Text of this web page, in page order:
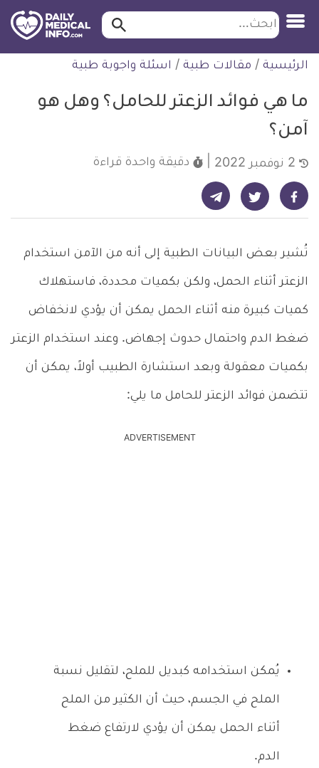
التخطي
للمحتوى
طبية
ابحث ابحث…
الرئيسية / مقالات طبية / اسئلة واجوبة طبية
ما هي فوائد الزعتر للحامل؟ وهل هو
آمن؟
دقيقة واحدة قراءة
شارك على فيسبوك - ديلي ميديكال انفو شارك على تويتر - ديلي ميديكال انفو شارك على تيليجرام - ديلي ميديكال انفو
تُشير بعض البيانات الطبية إلى أنه من الآمن استخدام
الزعتر أثناء الحمل، ولكن بكميات محددة، فاستهلاك
كميات كبيرة منه أثناء الحمل يمكن أن يؤدي لانخفاض
ضغط الدم واحتمال حدوث إجهاض. وعند استخدام الزعتر
بكميات معقولة وبعد استشارة الطبيب أولاً، يمكن أن
تتضمن فوائد الزعتر للحامل ما يلي:
ADVERTISEMENT
يُمكن استخدامه كبديل للملح، لتقليل نسبة
الملح في الجسم، حيث أن الكثير من الملح
أثناء الحمل يمكن أن يؤدي لارتفاع ضغط
الدم.